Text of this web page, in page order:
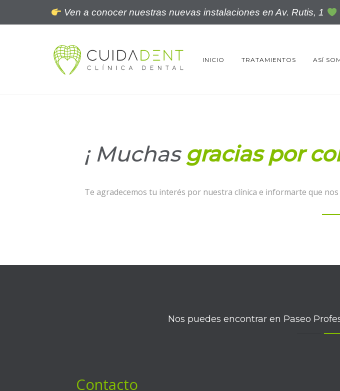
Ven a conocer nuestras nuevas instalaciones en Av. Rutis, 1
INICIO TRATAMIENTOS ASÍ
¡ Muchas graciaspor
Te agradecemos tu interés por nuestra clínica e informarte que
Nos puedes encontrar en Paseo
Contacto